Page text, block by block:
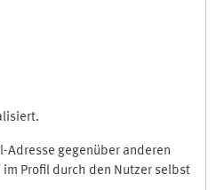
gegenüber anderen
Profil durch den Nutzer selbst